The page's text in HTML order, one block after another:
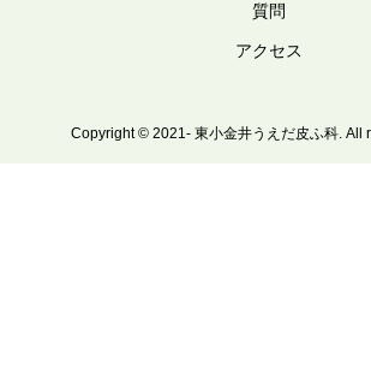
質問
アクセス
Copyright © 2021- 東小金井うえだ皮ふ科. All